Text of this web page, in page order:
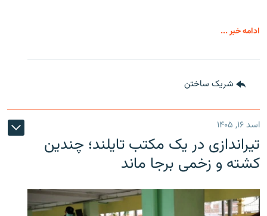
ادامه خبر ...
شریک ساختن
اسد ۱۶, ۱۴۰۵
تیراندازی در یک مکتب تایلند؛ چندین
کشته و زخمی برجا ماند